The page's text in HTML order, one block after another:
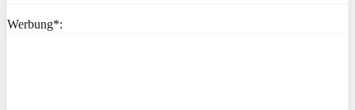
Werbung*: